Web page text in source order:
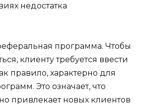
недостатка
программа. Чтобы
клиенту требуется ввести
правило, характерно для
Это означает, что
привлекает новых клиентов